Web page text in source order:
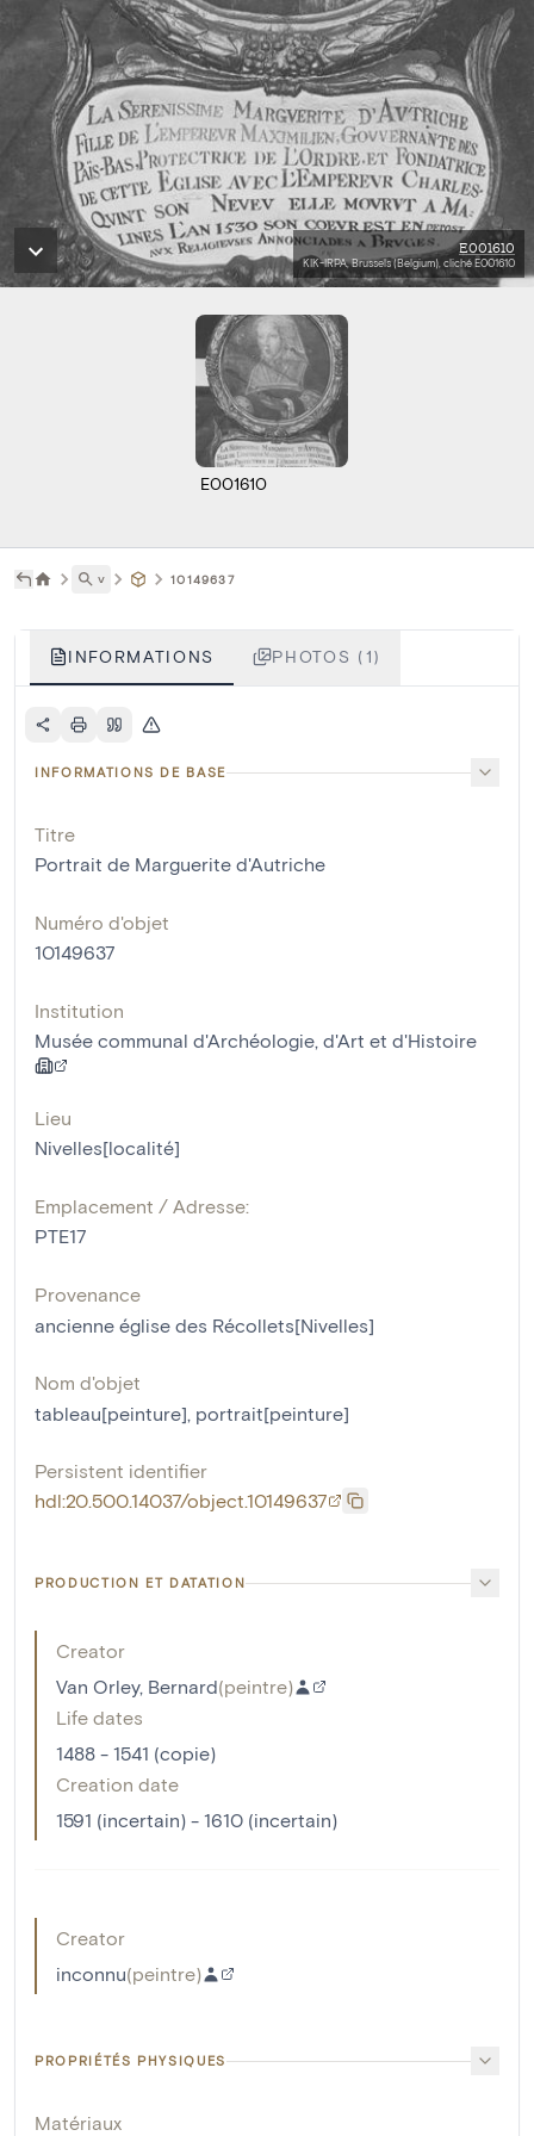
E001610
KIK-IRPA, Brussels (Belgium), cliché E001610
E001610
˅ 10149637
INFORMATIONS PHOTOS (1)
INFORMATIONS DE BASE
Titre
Portrait de Marguerite d'Autriche
Numéro d'objet
10149637
Institution
Musée communal d'Archéologie, d'Art et d'Histoire
Lieu
Nivelles[localité]
Emplacement / Adresse:
PTE17
Provenance
ancienne église des Récollets[Nivelles]
Nom d'objet
tableau[peinture], portrait[peinture]
Persistent identifier
hdl:20.500.14037/object.10149637
PRODUCTION ET DATATION
Creator
Van Orley, Bernard(peintre)
Life dates
1488 - 1541 (copie)
Creation date
1591 (incertain) - 1610 (incertain)
Creator
inconnu(peintre)
PROPRIÉTÉS PHYSIQUES
Matériaux